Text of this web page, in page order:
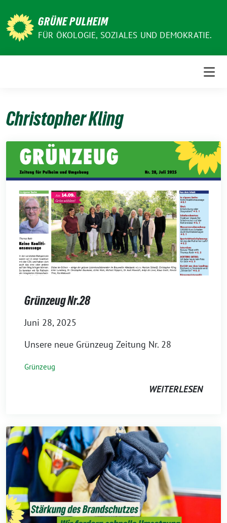
zum
Inhalt
GRÜNE PULHEIM
FÜR ÖKOLOGIE, SOZIALES UND DEMOKRATIE.
Christopher Kling
Grünzeug Nr.28
Juni 28, 2025
Unsere neue Grünzeug Zeitung Nr. 28
Grünzeug
WEITERLESEN